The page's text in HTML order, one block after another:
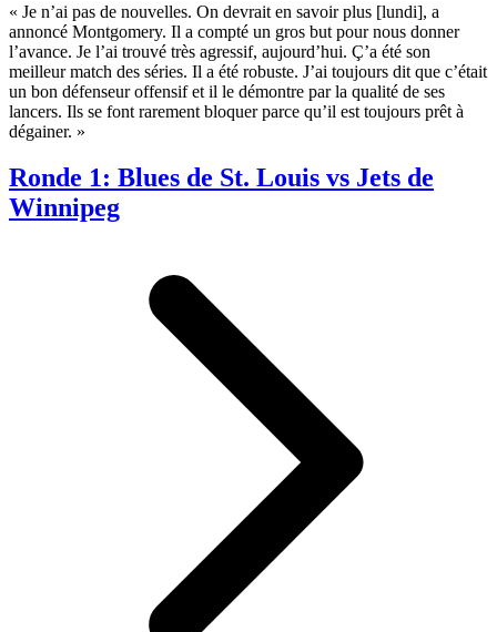
« Je n’ai pas de nouvelles. On devrait en savoir plus [lundi], a
annoncé Montgomery. Il a compté un gros but pour nous donner
l’avance. Je l’ai trouvé très agressif, aujourd’hui. Ç’a été son
meilleur match des séries. Il a été robuste. J’ai toujours dit que c’était
un bon défenseur offensif et il le démontre par la qualité de ses
lancers. Ils se font rarement bloquer parce qu’il est toujours prêt à
dégainer. »
Ronde 1: Blues de St. Louis vs Jets de
Winnipeg